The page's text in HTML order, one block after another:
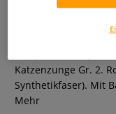
Set mit 5
Katzenzunge Gr. 2.
Synthetikfaser). Mit
Mehr